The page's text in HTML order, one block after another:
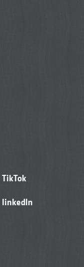
TikTok
linkedIn